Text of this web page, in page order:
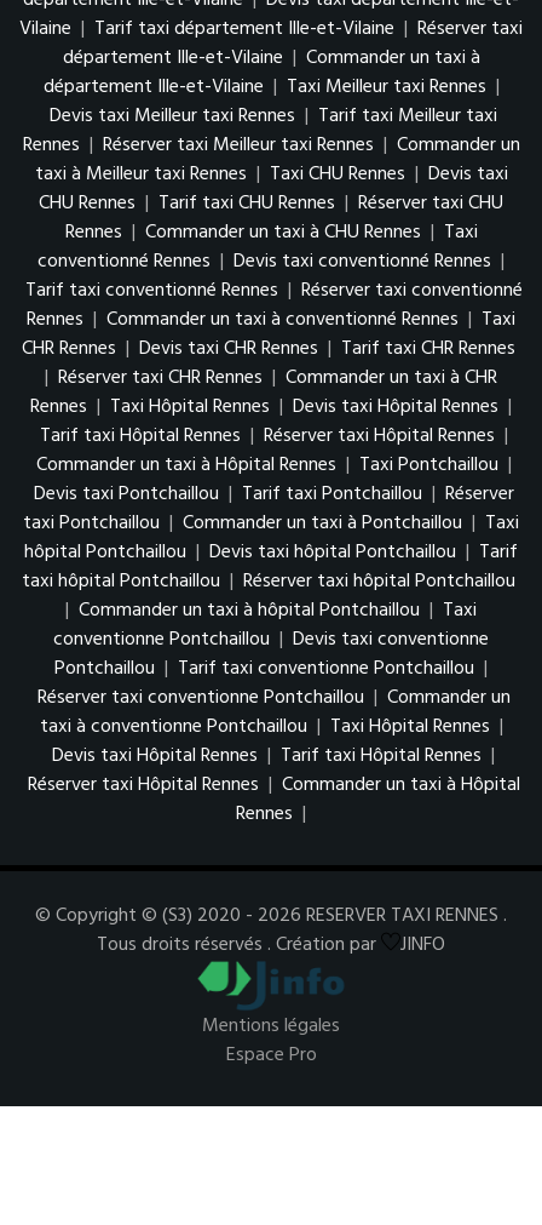
Vilaine | Tarif taxi département Ille-et-Vilaine | Réserver taxi
département Ille-et-Vilaine | Commander un taxi à
département Ille-et-Vilaine | Taxi Meilleur taxi Rennes |
Devis taxi Meilleur taxi Rennes | Tarif taxi Meilleur taxi
Rennes | Réserver taxi Meilleur taxi Rennes | Commander un
taxi à Meilleur taxi Rennes | Taxi CHU Rennes | Devis taxi
CHU Rennes | Tarif taxi CHU Rennes | Réserver taxi CHU
Rennes | Commander un taxi à CHU Rennes | Taxi
conventionné Rennes | Devis taxi conventionné Rennes |
Tarif taxi conventionné Rennes | Réserver taxi conventionné
Rennes | Commander un taxi à conventionné Rennes | Taxi
CHR Rennes | Devis taxi CHR Rennes | Tarif taxi CHR Rennes
| Réserver taxi CHR Rennes | Commander un taxi à CHR
Rennes | Taxi Hôpital Rennes | Devis taxi Hôpital Rennes |
Tarif taxi Hôpital Rennes | Réserver taxi Hôpital Rennes |
Commander un taxi à Hôpital Rennes | Taxi Pontchaillou |
Devis taxi Pontchaillou | Tarif taxi Pontchaillou | Réserver
taxi Pontchaillou | Commander un taxi à Pontchaillou | Taxi
hôpital Pontchaillou | Devis taxi hôpital Pontchaillou | Tarif
taxi hôpital Pontchaillou | Réserver taxi hôpital Pontchaillou
| Commander un taxi à hôpital Pontchaillou | Taxi
conventionne Pontchaillou | Devis taxi conventionne
Pontchaillou | Tarif taxi conventionne Pontchaillou |
Réserver taxi conventionne Pontchaillou | Commander un
taxi à conventionne Pontchaillou | Taxi Hôpital Rennes |
Devis taxi Hôpital Rennes | Tarif taxi Hôpital Rennes |
Réserver taxi Hôpital Rennes | Commander un taxi à Hôpital
Rennes |
© Copyright © (S3) 2020 - 2026 RESERVER TAXI RENNES .
Tous droits réservés . Création par
JINFO
Mentions légales
Espace Pro